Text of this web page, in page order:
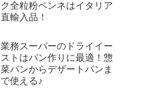
ク全粒粉ペンネはイタリア
直輸入品！
業務スーパーのドライイー
ストはパン作りに最適！惣
菜パンからデザートパンま
で使える♪